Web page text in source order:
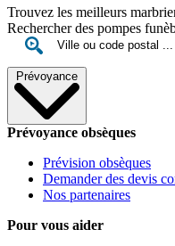
Trouvez les meilleurs
Rechercher des pompes
Prévoyance
Prévoyance obsèques
Prévision obsèques
Demander des devis
Nos partenaires
Pour vous aider